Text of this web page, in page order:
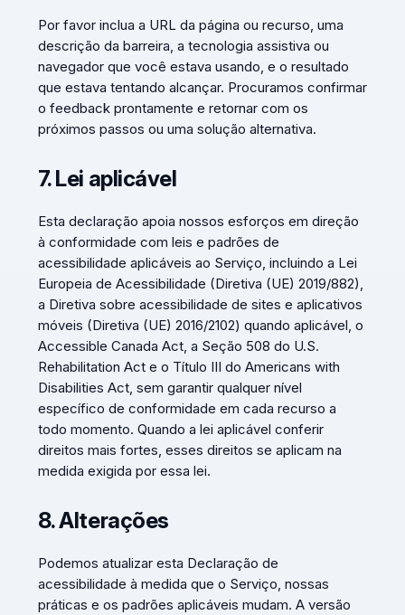
Por favor inclua a URL da página ou recurso, uma
descrição da barreira, a tecnologia assistiva ou
navegador que você estava usando, e o resultado
que estava tentando alcançar. Procuramos confirmar
o feedback prontamente e retornar com os
próximos passos ou uma solução alternativa.
7. Lei aplicável
Esta declaração apoia nossos esforços em direção
à conformidade com leis e padrões de
acessibilidade aplicáveis ao Serviço, incluindo a Lei
Europeia de Acessibilidade (Diretiva (UE) 2019/882),
a Diretiva sobre acessibilidade de sites e aplicativos
móveis (Diretiva (UE) 2016/2102) quando aplicável, o
Accessible Canada Act, a Seção 508 do U.S.
Rehabilitation Act e o Título III do Americans with
Disabilities Act, sem garantir qualquer nível
específico de conformidade em cada recurso a
todo momento. Quando a lei aplicável conferir
direitos mais fortes, esses direitos se aplicam na
medida exigida por essa lei.
8. Alterações
Podemos atualizar esta Declaração de
acessibilidade à medida que o Serviço, nossas
práticas e os padrões aplicáveis mudam. A versão